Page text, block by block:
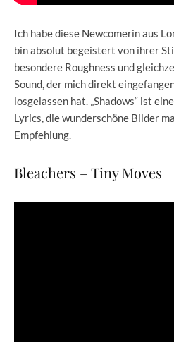
Ich habe diese Newcomerin aus
bin absolut begeistert von ihrer
besondere Roughness und
Sound, der mich direkt
losgelassen hat. „Shadows“ ist
Lyrics, die wunderschöne Bilder
Empfehlung.
Bleachers – Tiny Moves